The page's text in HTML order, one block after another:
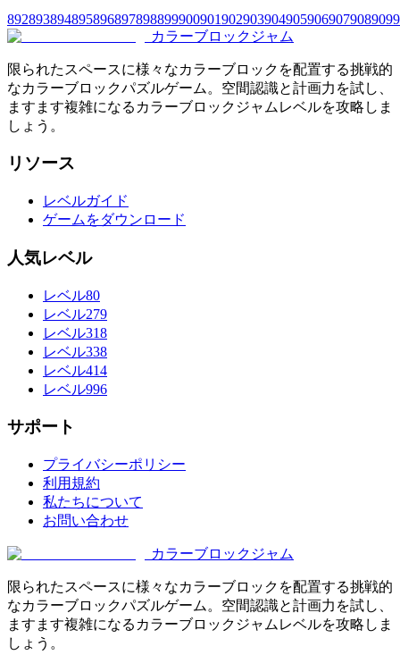
892893894895896897898899900901902903904905906907908909
カラーブロックジャム
限られたスペースに様々なカラーブロックを配置する挑戦的
なカラーブロックパズルゲーム。空間認識と計画力を試し、
ますます複雑になるカラーブロックジャムレベルを攻略しま
しょう。
リソース
レベルガイド
ゲームをダウンロード
人気レベル
レベル80
レベル279
レベル318
レベル338
レベル414
レベル996
サポート
プライバシーポリシー
利用規約
私たちについて
お問い合わせ
カラーブロックジャム
限られたスペースに様々なカラーブロックを配置する挑戦的
なカラーブロックパズルゲーム。空間認識と計画力を試し、
ますます複雑になるカラーブロックジャムレベルを攻略しま
しょう。